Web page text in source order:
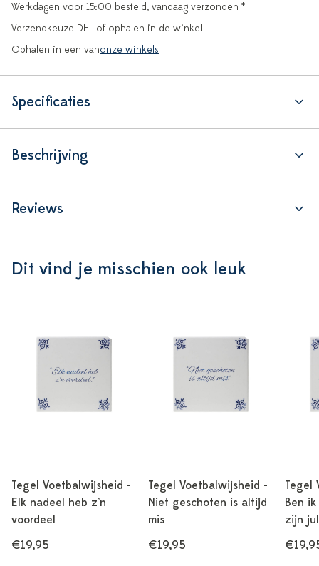
Werkdagen voor 15:00 besteld, vandaag verzonden *
Verzendkeuze DHL of ophalen in de winkel
Ophalen in een vanonze winkels
Specificaties
Beschrijving
Reviews
Dit vind je misschien ook leuk
Tegel Voetbalwijsheid -
Elk nadeel heb z’n
voordeel
€19,95
Tegel Voetbalwijsheid -
Niet geschoten is altijd
mis
€19,95
Tegel
Ben
zijn